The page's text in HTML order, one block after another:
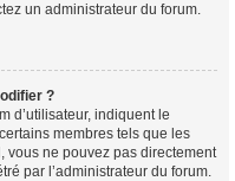
un administrateur du forum.
?
d’utilisateur, indiquent le
membres tels que les
vous ne pouvez pas directement
par l’administrateur du forum.